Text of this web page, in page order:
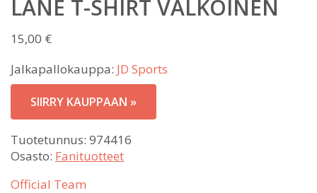
LANE T-SHIRT VALKOINEN
15,00 €
Jalkapallokauppa: JD Sports
SIIRRY KAUPPAAN »
Tuotetunnus: 974416
Osasto: Fanituotteet
Official Team